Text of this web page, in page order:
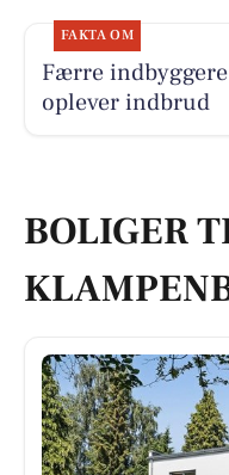
FAKTA OM
Færre
oplever indbrud
BOLIGER